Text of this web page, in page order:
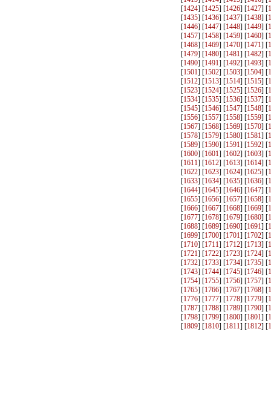
[1424] [1425] [1426] [1427] [
[1435] [1436] [1437] [1438] [
[1446] [1447] [1448] [1449] [
[1457] [1458] [1459] [1460] [
[1468] [1469] [1470] [1471] [
[1479] [1480] [1481] [1482] [
[1490] [1491] [1492] [1493] [
[1501] [1502] [1503] [1504] [
[1512] [1513] [1514] [1515] [
[1523] [1524] [1525] [1526] [
[1534] [1535] [1536] [1537] [
[1545] [1546] [1547] [1548] [
[1556] [1557] [1558] [1559] [
[1567] [1568] [1569] [1570] [
[1578] [1579] [1580] [1581] [
[1589] [1590] [1591] [1592] [
[1600] [1601] [1602] [1603] [
[1611] [1612] [1613] [1614] [
[1622] [1623] [1624] [1625] [
[1633] [1634] [1635] [1636] [
[1644] [1645] [1646] [1647] [
[1655] [1656] [1657] [1658] [
[1666] [1667] [1668] [1669] [
[1677] [1678] [1679] [1680] [
[1688] [1689] [1690] [1691] [
[1699] [1700] [1701] [1702] [
[1710] [1711] [1712] [1713] [
[1721] [1722] [1723] [1724] [
[1732] [1733] [1734] [1735] [
[1743] [1744] [1745] [1746] [
[1754] [1755] [1756] [1757] [
[1765] [1766] [1767] [1768] [
[1776] [1777] [1778] [1779] [
[1787] [1788] [1789] [1790] [
[1798] [1799] [1800] [1801] [
[1809] [1810] [1811] [1812] [